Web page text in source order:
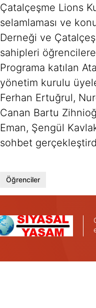
Çatalçeşme Lions
selamlaması ve
Derneği ve
sahipleri
Programa katılan
yönetim kurulu
Ferhan Ertuğrul,
Canan Bartu
Eman, Şengül
sohbet
Öğrenciler